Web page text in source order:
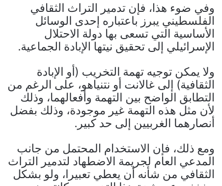
وفي ضوء هذا، فإن تدمير التراث الثقافي
الفلسطيني يبرز باعتباره إحدى الوسائل
الأساسية التي تسعى بها دولة الاحتلال
الإسرائيلي إلى تحقيق نيتها الإبادة الجماعية.
ولا يمكن توجيه تهمة التخريب (أو الإبادة
الثقافية) إلى غالانت أو نتنياهو، على الرغم من
التطابق الواضح بين التهمة وأفعالهما، وذلك
لأن مثل هذه التهمة غير موجودة، وذلك بفضل
أنصارهما الغربيين إلى حد كبير.
ومع ذلك، فإن الاستخدام المحتمل من جانب
المدعي العام لجريمة الاضطهاد لتدمير التراث
الثقافي من شأنه أن يعطي تعبيرا، ولو بشكل